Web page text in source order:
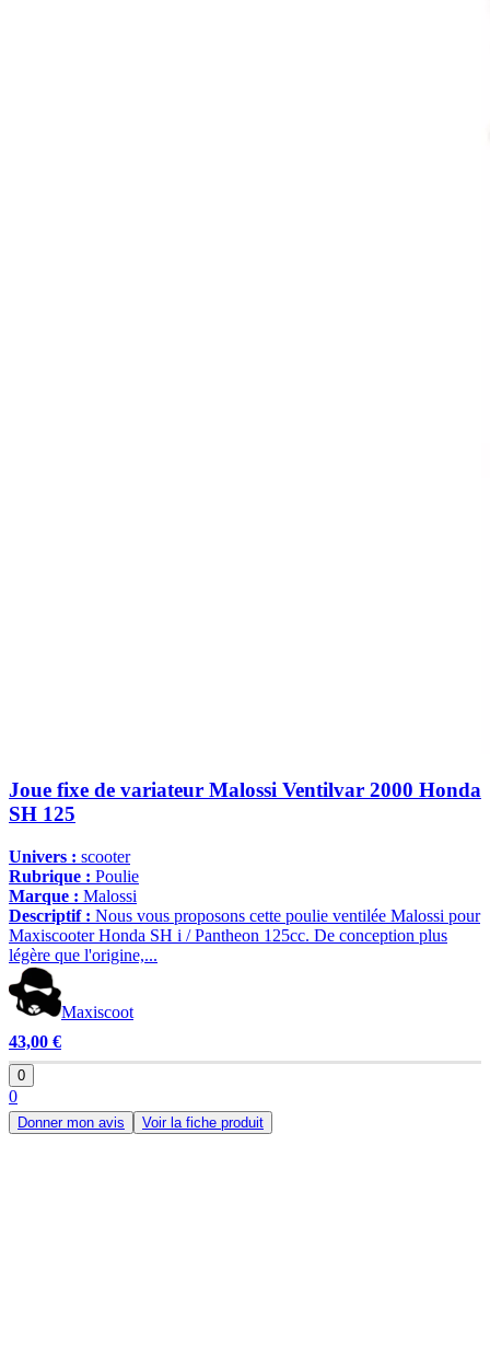
Joue fixe de variateur Malossi Ventilvar 2000 Honda
SH 125
Univers : scooter
Rubrique : Poulie
Marque : Malossi
Descriptif : Nous vous proposons cette poulie ventilée Malossi pour
Maxiscooter Honda SH i / Pantheon 125cc. De conception plus
légère que l'origine,...
Maxiscoot
43,00 €
0
0
Donner mon avis Voir la fiche produit